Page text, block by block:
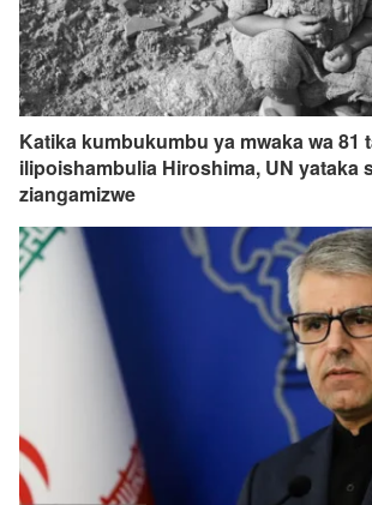
Katika kumbukumbu ya mwaka wa 81
ilipoishambulia Hiroshima, UN yataka
ziangamizwe